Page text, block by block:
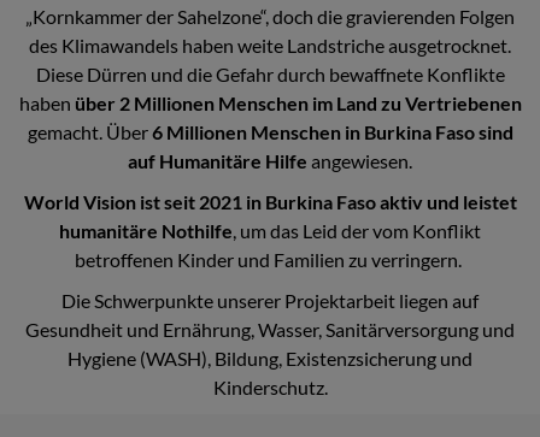
„Kornkammer der Sahelzone“, doch die gravierenden Folgen
des Klimawandels haben weite Landstriche ausgetrocknet.
Diese Dürren und die Gefahr durch bewaffnete Konflikte
haben über 2 Millionen Menschen im Land zu Vertriebenen
gemacht. Über6 Millionen Menschen in Burkina Faso sind
auf Humanitäre Hilfe angewiesen.
World Vision ist seit 2021 in Burkina Faso aktiv und leistet
humanitäre Nothilfe , um das Leid der vom Konflikt
betroffenen Kinder und Familien zu verringern.
Die Schwerpunkte unserer Projektarbeit liegen auf
Gesundheit und Ernährung, Wasser, Sanitärversorgung und
Hygiene (WASH), Bildung, Existenzsicherung und
Kinderschutz.